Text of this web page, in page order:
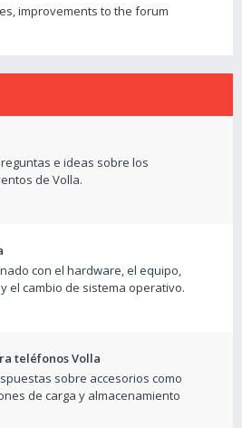
improvements to the forum
e ideas sobre los
de Volla.
con el hardware, el equipo,
el cambio de sistema operativo.
teléfonos Volla
sobre accesorios como
de carga y almacenamiento